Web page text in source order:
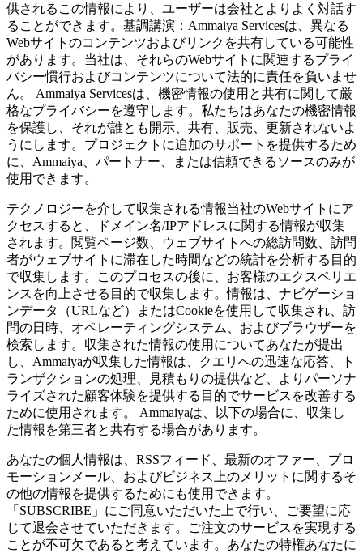
供されるこの情報により、ユーザーは会社とよりよく対話す
ることができます。基調講演：Ammaiya Servicesは、異なる
Webサイトのコンテンツおよびリンクを共有している可能性
があります。当社は、それらのWebサイトに関連するプライ
バシー慣行およびコンテンツについて法的に責任を負いませ
ん。 Ammaiya Servicesは、機密情報の使用と共有に関して厳
格なプライバシーを遵守します。私たちはあなたの機密情報
を保護し、それが誰とも開示、共有、販売、更新されないよ
うにします。プロジェクトに追加のサポートを提供するため
に、Ammaiya、パートナー、または信頼できるソースのみが
使用できます。
テクノロジーを介して収集される情報当社のWebサイトにア
クセスすると、ドメイン名/IPアドレスに関する情報が収集
されます。閲覧ページ数、ウェブサイトへの総訪問数、訪問
者がウェブサイトに滞在した時間などの統計を分析する目的
で収集します。このプロセスの後に、お客様のエクスペリエ
ンスを向上させる目的で収集します。情報は、ナビゲーショ
ンデータ（URLなど）またはCookieを使用して収集され、訪
問の日時、オペレーティングシステム、およびブラウザーを
検索します。収集された情報の使用についてあなたが提出
し、Ammaiyaが収集した情報は、クエリへの迅速な応答、ト
ランザクションの処理、見積もりの​​提供など、よりパーソナ
ライズされた顧客体験を提供する目的でサービスを改善する
ために使用されます。 Ammaiyaは、以下の場合に、収集し
た情報を第三者と共有する場合があります。
あなたの個人情報は、RSSフィード、最新のオファー、プロ
モーションメール、およびビジネス上のメリットに関するそ
の他の情報を提供するためにも使用できます。
「SUBSCRIBE」にご同意いただいた上で行い、ご要望に応
じて退会させていただきます。ご注文のサービスを実現する
ことが不可欠であると考えています。あなたの特権あなたに